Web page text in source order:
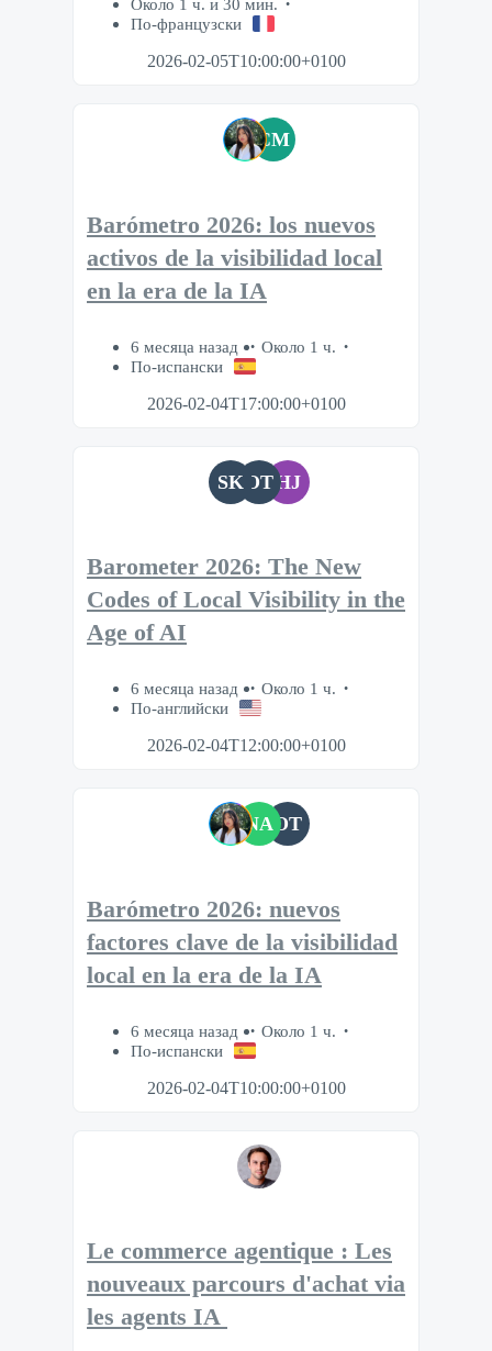
Около 1 ч. и 30 мин.
По-французски
2026-02-05T10:00:00+0100
CM
Barómetro 2026: los nuevos
activos de la visibilidad local
en la era de la IA
6 месяца назад
Около 1 ч.
По-испански
2026-02-04T17:00:00+0100
SK OT HJ
Barometer 2026: The New
Codes of Local Visibility in the
Age of AI
6 месяца назад
Около 1 ч.
По-английски
2026-02-04T12:00:00+0100
NA OT
Barómetro 2026: nuevos
factores clave de la visibilidad
local en la era de la IA
6 месяца назад
Около 1 ч.
По-испански
2026-02-04T10:00:00+0100
Le commerce agentique : Les
nouveaux parcours d'achat via
les agents IA